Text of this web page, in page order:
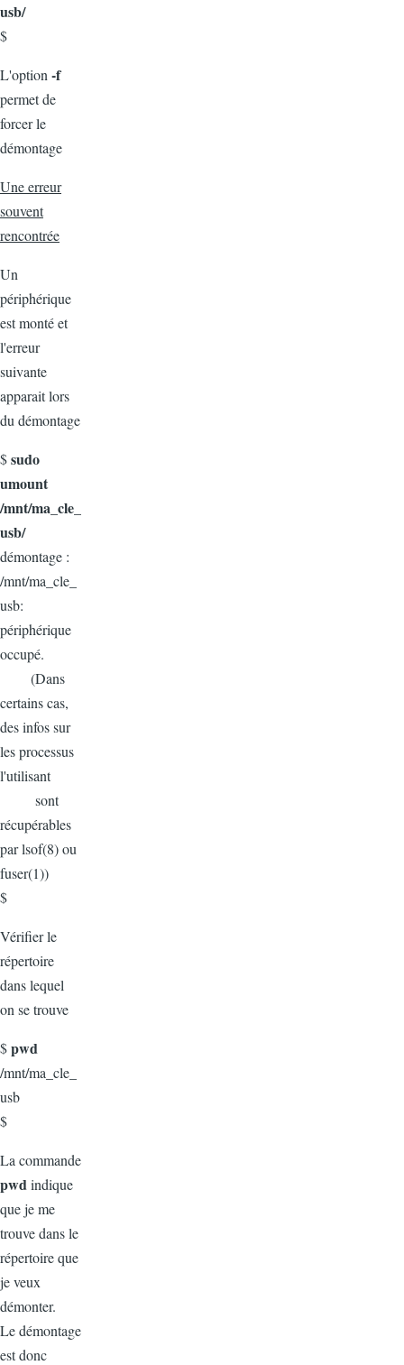
usb/
$
L'option -f
permet de
forcer le
démontage
Une erreur
souvent
rencontrée
Un
périphérique
est monté et
l'erreur
suivante
apparait lors
du démontage
$sudo
umount
/mnt/ma_cle_
usb/
démontage :
/mnt/ma_cle_
usb:
périphérique
occupé.
(Dans
certains cas,
des infos sur
les processus
l'utilisant
sont
récupérables
par lsof(8) ou
fuser(1))
$
Vérifier le
répertoire
dans lequel
on se trouve
$pwd
/mnt/ma_cle_
usb
$
La commande
pwdindique
que je me
trouve dans le
répertoire que
je veux
démonter.
Le démontage
est donc